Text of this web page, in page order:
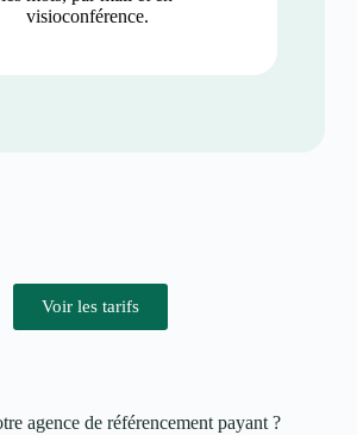
visioconférence.
Voir les tarifs
agence de référencement payant ?​